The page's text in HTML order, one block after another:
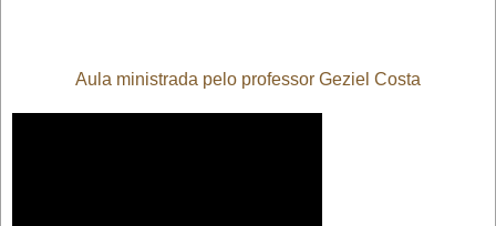
Aula ministrada pelo professor Geziel Costa